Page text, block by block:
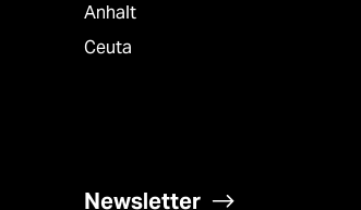
Anhalt
Ceuta
Newsletter